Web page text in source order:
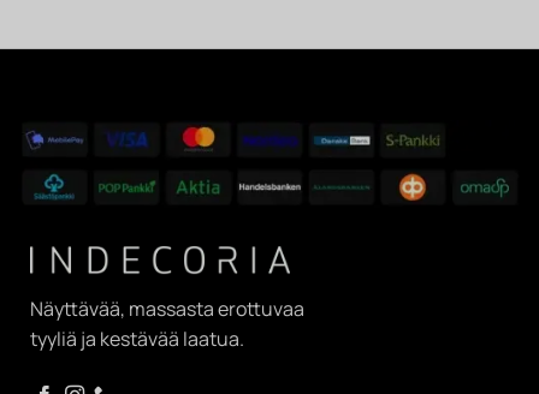
Näyttävää, massasta erottuvaa
tyyliä ja kestävää laatua.